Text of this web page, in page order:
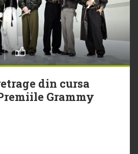
din cursa
Grammy